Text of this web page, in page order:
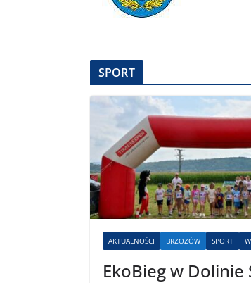
SPORT
AKTUALNOŚCI BRZOZÓW SPORT
EkoBieg w Dolinie